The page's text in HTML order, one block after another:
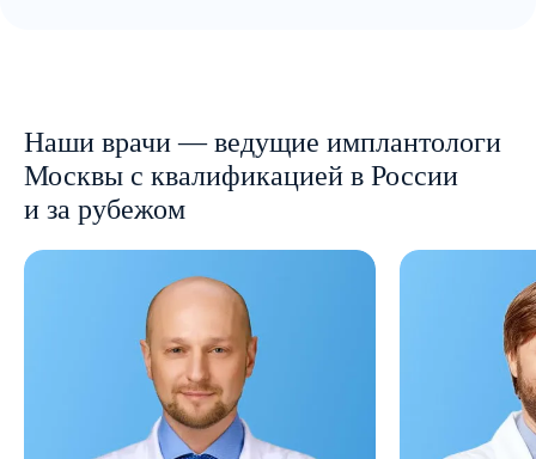
Наши врачи — ведущие имплантологи
Москвы с квалификацией в России
и за рубежом